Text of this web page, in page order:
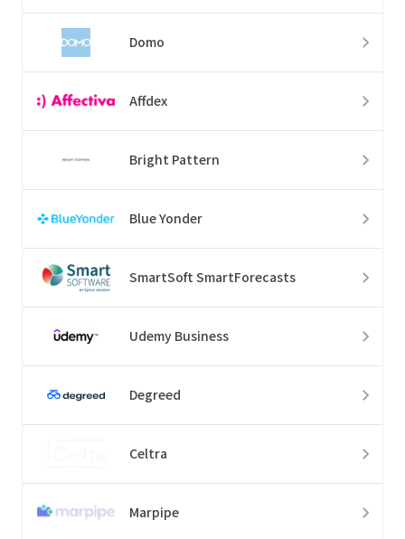
Domo
Affdex
Bright Pattern
Blue Yonder
SmartSoft SmartForecasts
Udemy Business
Degreed
Celtra
Marpipe